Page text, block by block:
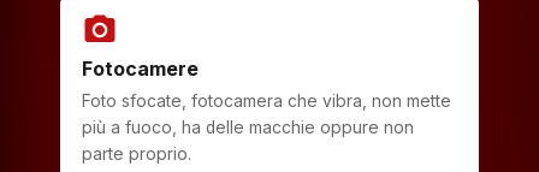
photo_camera
Fotocamere
Foto sfocate, fotocamera che vibra, non mette
più a fuoco, ha delle macchie oppure non
parte proprio.